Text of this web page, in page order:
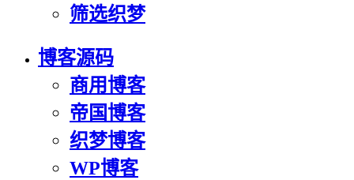
筛选织梦
博客源码
商用博客
帝国博客
织梦博客
WP博客